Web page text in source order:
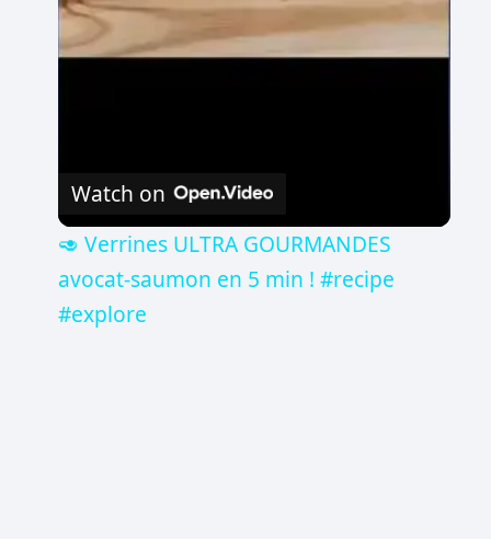
Watch on
🥑 Verrines ULTRA GOURMANDES
avocat-saumon en 5 min ! #recipe
#explore